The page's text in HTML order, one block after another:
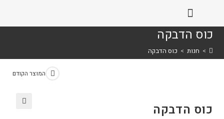
כוס הדבקה
> חנות > כוס הדבקה
המוצר הקודם
כוס הדבקה